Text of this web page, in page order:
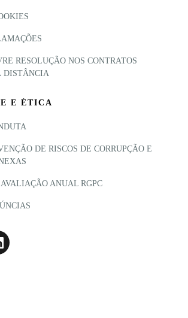
RESOLUÇÃO NOS CONTRATOS
DISTÂNCIA
E ÉTICA
DE RISCOS DE CORRUPÇÃO E
ANUAL RGPC